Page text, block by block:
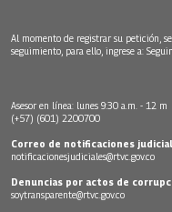
Al momento de registrar su petición,
seguimiento, para ello, ingrese a:
Asesor en línea: lunes 9:30 a.m. - 12 m
(+57) (601) 2200700
Correo de notificaciones
notificacionesjudiciales@rtvc.gov.co
Denuncias por actos de
soytransparente@rtvc.gov.co